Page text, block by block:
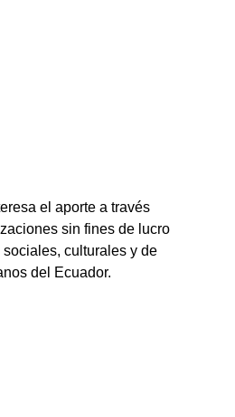
el aporte a través
sin fines de lucro
culturales y de
del Ecuador.